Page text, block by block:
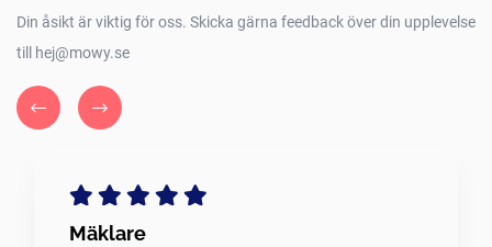
Din åsikt är viktig för oss. Skicka gärna feedback över din upplevelse
till hej@mowy.se
Mäklare